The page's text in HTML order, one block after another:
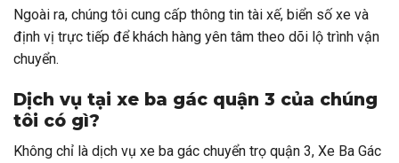
Ngoài ra, chúng tôi cung cấp thông tin tài xế, biển số xe và
định vị trực tiếp để khách hàng yên tâm theo dõi lộ trình vận
chuyển.
Dịch vụ tại xe ba gác quận 3 của chúng
tôi có gì?
Không chỉ là dịch vụ xe ba gác chuyển trọ quận 3, Xe Ba Gác